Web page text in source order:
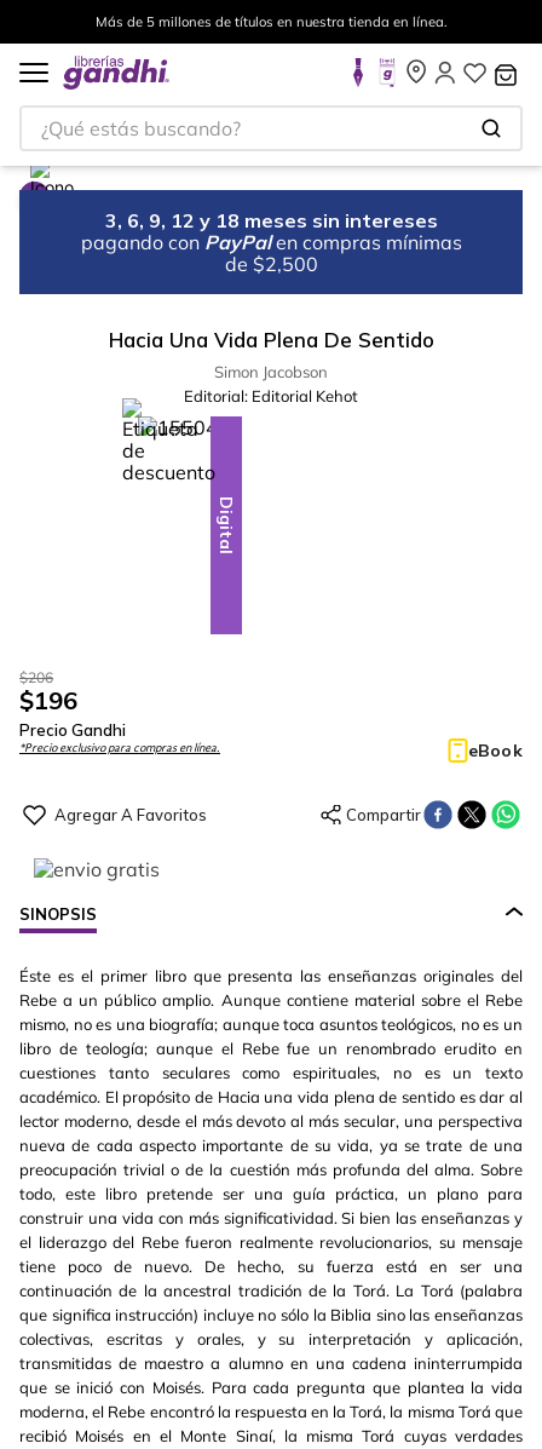
Más de 5 millones de títulos en nuestra tienda en línea.
¿Qué estás buscando?
3, 6, 9, 12 y 18 meses sin intereses
pagando con PayPal en compras mínimas
de $2,500
Hacia Una Vida Plena De Sentido
Simon Jacobson
Editorial: Editorial Kehot
-5%
Digital
$206
$196
Precio Gandhi
*Precio exclusivo para compras en línea. eBook
SINOPSIS
Éste es el primer libro que presenta las enseñanzas originales del
Rebe a un público amplio. Aunque contiene material sobre el Rebe
mismo, no es una biografía; aunque toca asuntos teológicos, no es un
libro de teología; aunque el Rebe fue un renombrado erudito en
cuestiones tanto seculares como espirituales, no es un texto
académico. El propósito de Hacia una vida plena de sentido es dar al
lector moderno, desde el más devoto al más secular, una perspectiva
nueva de cada aspecto importante de su vida, ya se trate de una
preocupación trivial o de la cuestión más profunda del alma. Sobre
todo, este libro pretende ser una guía práctica, un plano para
construir una vida con más significatividad. Si bien las enseñanzas y
el liderazgo del Rebe fueron realmente revolucionarios, su mensaje
tiene poco de nuevo. De hecho, su fuerza está en ser una
continuación de la ancestral tradición de la Torá. La Torá (palabra
que significa instrucción) incluye no sólo la Biblia sino las enseñanzas
colectivas, escritas y orales, y su interpretación y aplicación,
transmitidas de maestro a alumno en una cadena ininterrumpida
que se inició con Moisés. Para cada pregunta que plantea la vida
moderna, el Rebe encontró la respuesta en la Torá, la misma Torá que
recibió Moisés en el Monte Sinaí, la misma Torá cuyas verdades